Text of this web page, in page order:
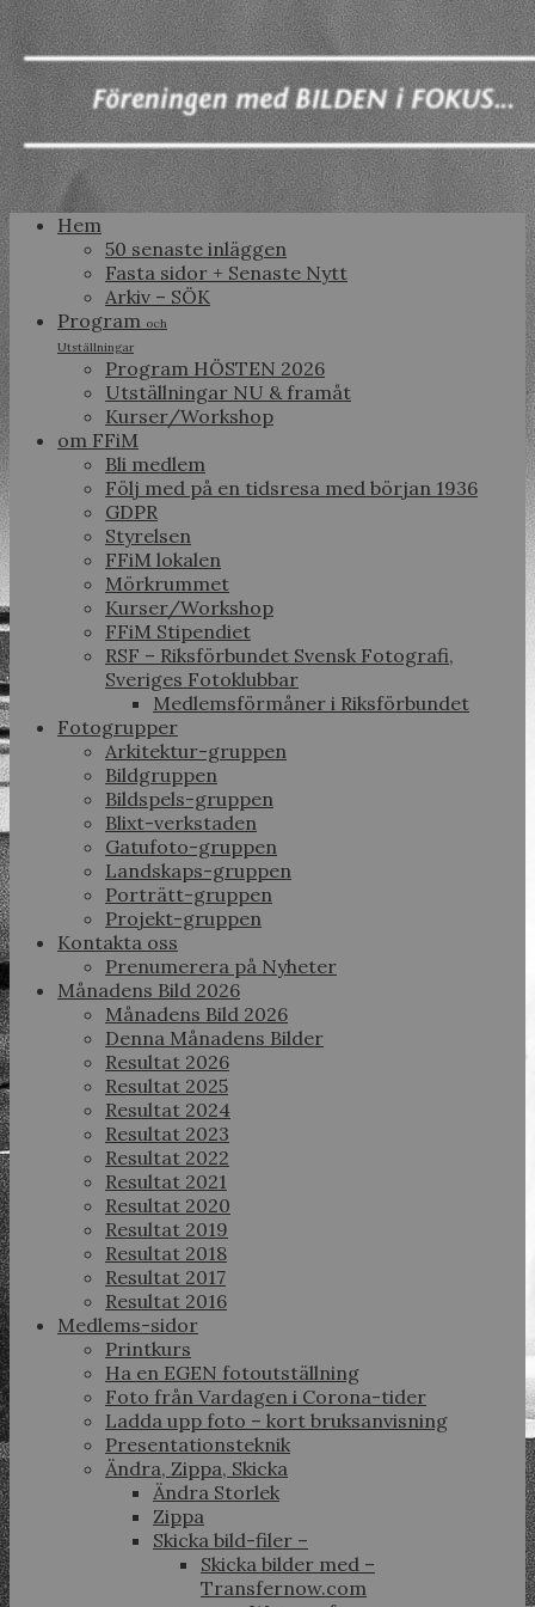
Hem
50 senaste inläggen
Fasta sidor + Senaste Nytt
Arkiv – SÖK
Program och
Utställningar
Program HÖSTEN 2026
Utställningar NU & framåt
Kurser/Workshop
om FFiM
Bli medlem
Följ med på en tidsresa med början 1936
GDPR
Styrelsen
FFiM lokalen
Mörkrummet
Kurser/Workshop
FFiM Stipendiet
RSF – Riksförbundet Svensk Fotografi,
Sveriges Fotoklubbar
Medlemsförmåner i Riksförbundet
Fotogrupper
Arkitektur-gruppen
Bildgruppen
Bildspels-gruppen
Blixt-verkstaden
Gatufoto-gruppen
Landskaps-gruppen
Porträtt-gruppen
Projekt-gruppen
Kontakta oss
Prenumerera på Nyheter
Månadens Bild 2026
Månadens Bild 2026
Denna Månadens Bilder
Resultat 2026
Resultat 2025
Resultat 2024
Resultat 2023
Resultat 2022
Resultat 2021
Resultat 2020
Resultat 2019
Resultat 2018
Resultat 2017
Resultat 2016
Medlems-sidor
Printkurs
Ha en EGEN fotoutställning
Foto från Vardagen i Corona-tider
Ladda upp foto – kort bruksanvisning
Presentationsteknik
Ändra, Zippa, Skicka
Ändra Storlek
Zippa
Skicka bild-filer –
Skicka bilder med –
Transfernow.com